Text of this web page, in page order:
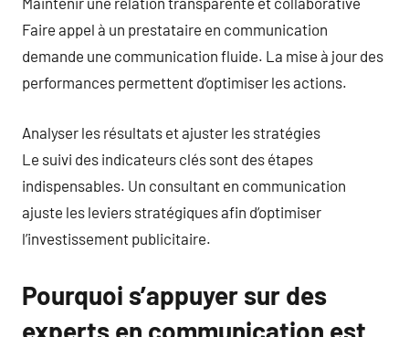
Faire appel à un prestataire en communication
demande une communication fluide. La mise à jour des
performances permettent d’optimiser les actions.
Analyser les résultats et ajuster les stratégies
Le suivi des indicateurs clés sont des étapes
indispensables. Un consultant en communication
ajuste les leviers stratégiques afin d’optimiser
l’investissement publicitaire.
Pourquoi s’appuyer sur des
experts en communication est